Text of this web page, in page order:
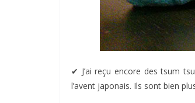
✔︎ J’ai reçu encore des tsum
l’avent japonais. Ils sont bien